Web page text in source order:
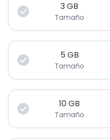
3GB
Tamaño
5 GB
Tamaño
10GB
Tamaño